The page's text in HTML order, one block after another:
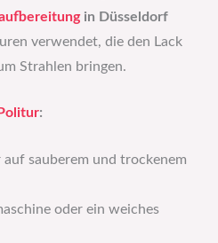
in Düsseldorf
verwendet, die den Lack
Strahlen bringen.
Politur:
auf sauberem und trockenem
oder ein weiches